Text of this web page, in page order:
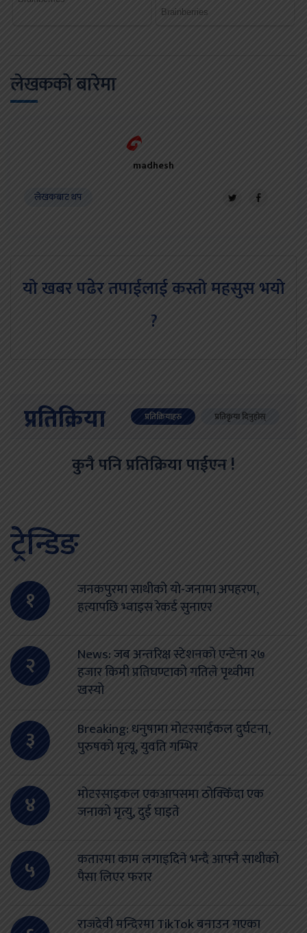
लेखकको बारेमा
madhesh
लेखकबाट थप
यो खबर पढेर तपाईलाई कस्तो महसुस भयो
?
प्रतिक्रिया प्रतिक्रियाहरु प्रतिकृया दिनुहोस्
कुनै पनि प्रतिक्रिया पाईएन !
ट्रेन्डिङ
१
जनकपुरमा साथीको यो-जनामा अपहरण,
हत्यापछि भ्वाइस रेकर्ड सुनाएर
२
News: जब अन्तरिक्ष स्टेशनको एन्टेना २७
हजार किमी प्रतिघण्टाको गतिले पृथ्वीमा
खस्यो
३
Breaking: धनुषामा मोटरसाईकल दुर्घटना,
पुरुषको मृत्यू, युवति गम्भिर
४
मोटरसाइकल एकआपसमा ठोक्किँदा एक
जनाको मृत्यु, दुई घाइते
५
कतारमा काम लगाइदिने भन्दै आफ्नै साथीको
पैसा लिएर फरार
राजदेवी मन्दिरमा TikTok बनाउन गएका